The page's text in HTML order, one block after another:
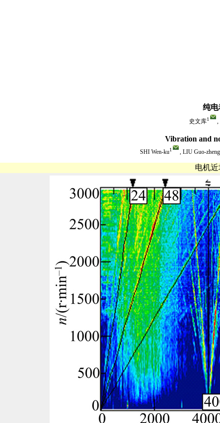
纯
史文库1 ,
Vibration and
SHI Wen-ku1 , LIU Guo-zheng
电机